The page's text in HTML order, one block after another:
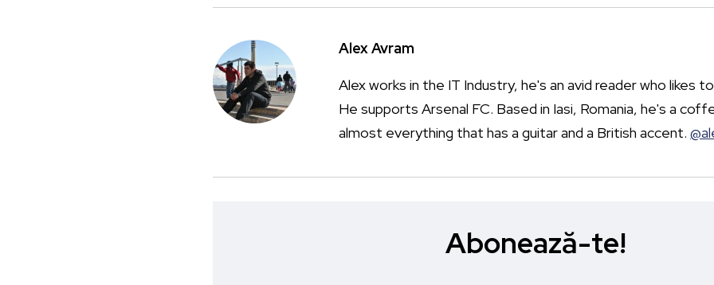
Alex Avram
Alex works in the IT Industry, he's an avid reader who likes
He supports Arsenal FC. Based in Iasi, Romania, he's a
almost everything that has a guitar and a British accent.
Abonează-te!